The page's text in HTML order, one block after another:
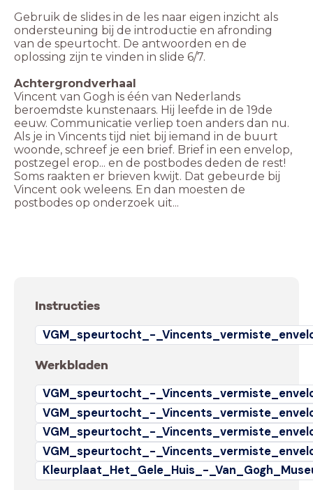
Gebruik de slides in de les naar eigen inzicht als
ondersteuning bij de introductie en afronding
van de speurtocht. De antwoorden en de
Vincent van Gogh is één van Nederlands
beroemdste kunstenaars. Hij leefde in de 19de
eeuw. Communicatie verliep toen anders dan nu.
Als je in Vincents tijd niet bij iemand in de buurt
woonde, schreef je een brief. Brief in een envelop,
postzegel erop... en de postbodes deden de rest!
Soms raakten er brieven kwijt. Dat gebeurde bij
Vincent ook weleens. En dan moesten de
postbodes op onderzoek uit...
Instructies
VGM_speurtocht_-
Werkbladen
VGM_speurtocht_-
VGM_speurtocht_-
VGM_speurtocht_-
VGM_speurtocht_-
Kleurplaat_Het_Gele_Huis_-